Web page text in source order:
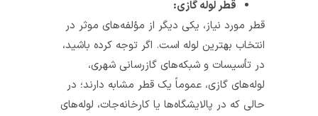
قطر لوله گازی:
قطر مورد نیاز، یکی دیگر از مؤلفه‌های موثر در
انتخاب بهترین لوله است. اگر توجه کرده باشید،
در تأسیسات و شبکه‌های گازرسانی شهری،
لوله‌های گازی، عموماً یک قطر مشابه دارند؛ در
حالی ‌که در پالایشگاه‌ها یا کارخانه‌جات، لوله‌های